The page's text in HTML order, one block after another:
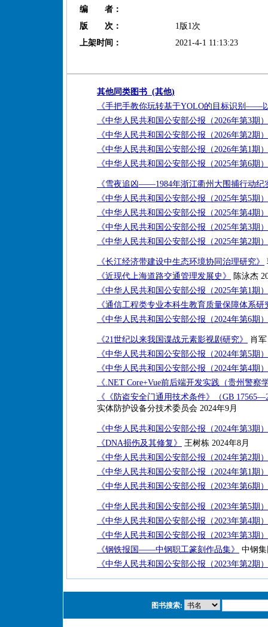
编 者：
版 次：
1版1次
上架时间：
2021-4-1 11:13:23
其他同类图书 (其他)
《手把手教你玩转基于YOLO的目标识别——
《中华人民共和国公安部公报（2026年第3期
《中华人民共和国公安部公报（2026年第2期
《中华人民共和国公安部公报（2026年第1期
《中华人民共和国公安部公报（2025年第6期
《雪夜追凶——1984年浙江衢州大围捕行动纪
《中华人民共和国公安部公报（2025年第5期
《中华人民共和国公安部公报（2025年第4期
《中华人民共和国公安部公报（2025年第3期
《中华人民共和国公安部公报（2025年第2期
《长江经济带建设中生态环境协同治理研究》
《近现代上海道路交通管理发展史》
陈泳杰
《中华人民共和国公安部公报（2025年第1期
《通信工程类专业本科生教育质量保障体系
《中华人民共和国公安部公报（2024年第6期
《21世纪以来我国谍战元素影视剧研究》
肖
《中华人民共和国公安部公报（2024年第5期
《中华人民共和国公安部公报（2024年第4期
《.NET Core+Vue前后端开发实践（贵州警
《《防盗安全门通用技术条件》（GB
实体防护设备分技术委员会 2024年9月
《中华人民共和国公安部公报（2024年第3期
《DNA损伤及其修复》
王树栋 2024年8月
《中华人民共和国公安部公报（2024年第2期
《中华人民共和国公安部公报（2024年第1期
《中华人民共和国公安部公报（2023年第6期
《中华人民共和国公安部公报（2023年第5期
《中华人民共和国公安部公报（2023年第4期
《中华人民共和国公安部公报（2023年第3期
《钢铁报国——中钢职工篆刻作品集》
中钢
《中华人民共和国公安部公报（2023年第2期
图书搜索: